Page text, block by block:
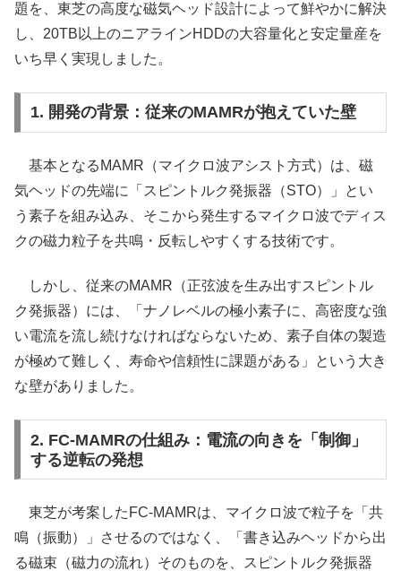
題を、東芝の高度な磁気ヘッド設計によって鮮やかに解決
し、20TB以上のニアラインHDDの大容量化と安定量産を
いち早く実現しました。
1. 開発の背景：従来のMAMRが抱えていた壁
基本となるMAMR（マイクロ波アシスト方式）は、磁
気ヘッドの先端に「スピントルク発振器（STO）」とい
う素子を組み込み、そこから発生するマイクロ波でディス
クの磁力粒子を共鳴・反転しやすくする技術です。
しかし、従来のMAMR（正弦波を生み出すスピントル
ク発振器）には、「ナノレベルの極小素子に、高密度な強
い電流を流し続けなければならないため、素子自体の製造
が極めて難しく、寿命や信頼性に課題がある」という大き
な壁がありました。
2. FC-MAMRの仕組み：電流の向きを「制御」
する逆転の発想
東芝が考案したFC-MAMRは、マイクロ波で粒子を「共
鳴（振動）」させるのではなく、「書き込みヘッドから出
る磁束（磁力の流れ）そのものを、スピントルク発振器